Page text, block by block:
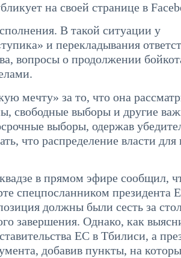
на своей странице в
В такой ситуации у
и перекладывания
вопросы о продолжении
мечту» за то, что она
свободные выборы и другие
выборы, одержав
что распределение власти для
в прямом эфире сообщил,
спецпосланником президента
должны были сесть за
завершения. Однако, как
ЕС в Тбилиси, а
добавив пункты, на